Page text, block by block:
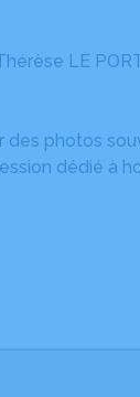
LE
photos
dédié à